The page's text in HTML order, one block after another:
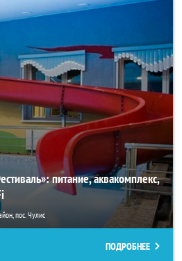
питание, аквакомплекс,
пос. Чулис
ПОДРОБНЕЕ